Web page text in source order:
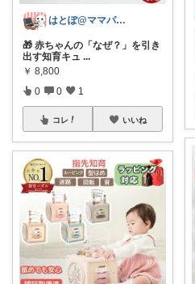
はとぽ@ママパパの神育児グッズ✨
🎁 赤ちゃんの「なぜ？」を引き
出す知育キュ ...
￥ 8,800
0 0 1
コレ いいね